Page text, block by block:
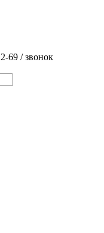
69 / звонок